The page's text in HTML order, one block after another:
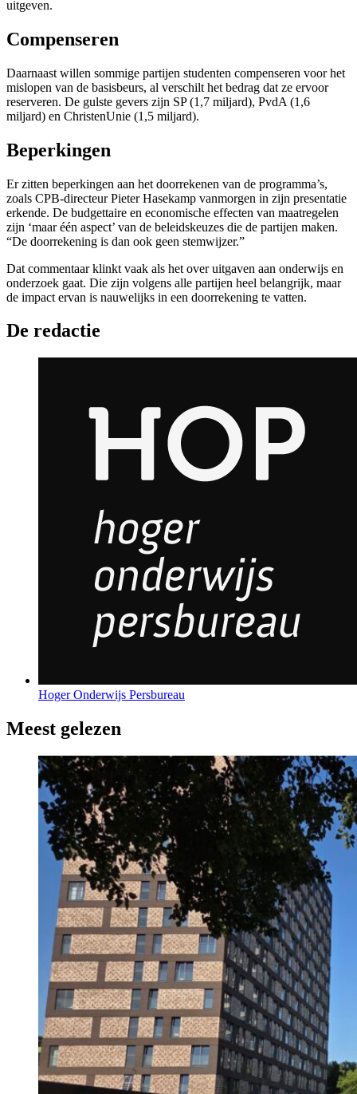
uitgeven.
Compenseren
Daarnaast willen sommige partijen studenten compenseren voor het
mislopen van de basisbeurs, al verschilt het bedrag dat ze ervoor
reserveren. De gulste gevers zijn SP (1,7 miljard), PvdA (1,6
miljard) en ChristenUnie (1,5 miljard).
Beperkingen
Er zitten beperkingen aan het doorrekenen van de programma’s,
zoals CPB-directeur Pieter Hasekamp vanmorgen in zijn presentatie
erkende. De budgettaire en economische effecten van maatregelen
zijn ‘maar één aspect’ van de beleidskeuzes die de partijen maken.
“De doorrekening is dan ook geen stemwijzer.”
Dat commentaar klinkt vaak als het over uitgaven aan onderwijs en
onderzoek gaat. Die zijn volgens alle partijen heel belangrijk, maar
de impact ervan is nauwelijks in een doorrekening te vatten.
De redactie
Hoger Onderwijs Persbureau
Meest gelezen